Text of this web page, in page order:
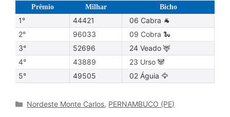
Prêmio Milhar Bicho
1° 44421
06 Cabra 🐐
2°
96033
09 Cobra 🐍
3°
52696
24 Veado 🦌
4°
43889
23 Urso 🐼
5°
49505 02 Águia 🦅
Categories
Nordeste Monte Carlos, PERNAMBUCO (PE)